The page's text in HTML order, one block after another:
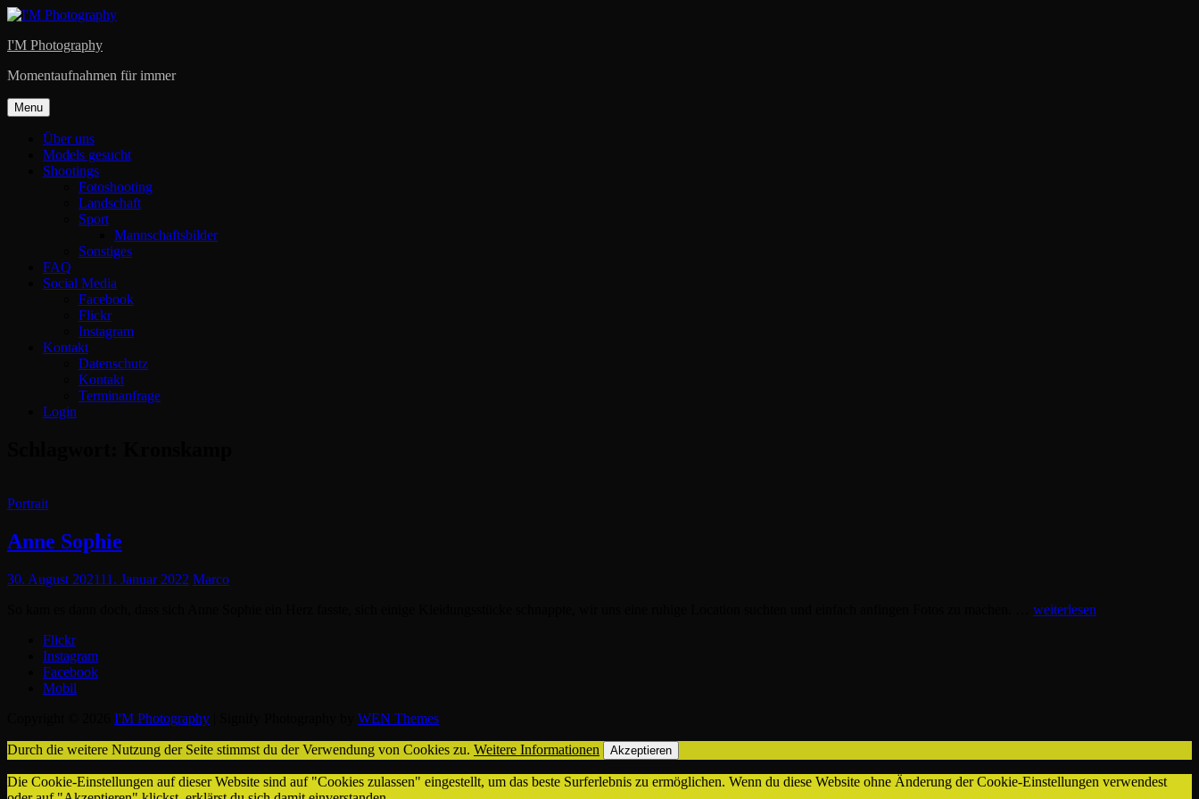
Skip
content
I'M Photography
Momentaufnahmen für immer
Menu
Über uns
Models gesucht
Shootings
Fotoshooting
Landschaft
Sport
Mannschaftsbilder
Sonstiges
FAQ
Social Media
Facebook
Flickr
Instagram
Kontakt
Datenschutz
Kontakt
Terminanfrage
Login
Cat
Portrait
Anne Sophie
Posted
30. August 202111. Januar 2022 Marco
weiterlesen
Flickr
Instagram
Facebook
Mobil
I'M Photography WEN Themes
Durch die weitere Nutzung der Seite stimmst du der Verwendung von Cookies zu. Weitere Informationen Akzeptieren
Die Cookie-Einstellungen auf dieser Website sind auf "Cookies zulassen" eingestellt, um das beste Surferlebnis zu ermöglichen. Wenn du diese Website ohne Änderung der Cookie-Einstellungen verwendest